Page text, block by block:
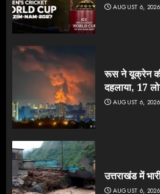
AUGUST 6, 2026
रूस ने यूक्रेन की
दहलाया, 17
AUGUST 6, 2026
उत्तराखंड में
AUGUST 6, 2026